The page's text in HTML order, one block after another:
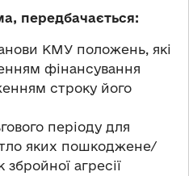
передбачається:
КМУ положень, які
фінансування
строку його
періоду для
яких пошкоджене/
агресії